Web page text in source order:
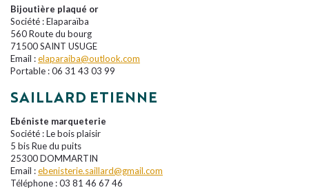
Bijoutière plaqué or
Société : Elaparaïba
560 Route du bourg
71500 SAINT USUGE
Email :elaparaiba@outlook.com
Portable : 06 31 43 03 99
SAILLARD ETIENNE
Ebéniste marqueterie
Société : Le bois plaisir
5 bis Rue du puits
25300 DOMMARTIN
Email :ebenisterie.saillard@gmail.com
Téléphone : 03 81 46 67 46